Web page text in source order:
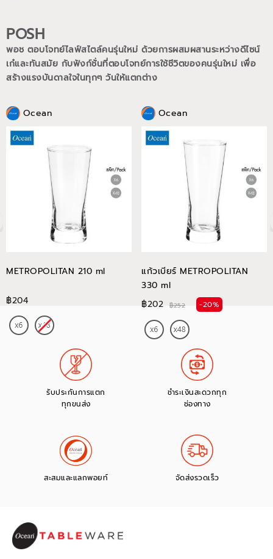
POSH
พอช ตอบโจทย์ไลฟ์สไตล์คนรุ่นใหม่ ด้วยการผสมผสานระหว่างดีไซน์
เก๋และทันสมัย กับฟังก์ชั่นที่ตอบโจทย์การใช้ชีวิตของคนรุ่นใหม่ เพื่อ
สร้างแรงบันดาลใจในทุกๆ วันให้แตกต่าง
Ocean
METROPOLITAN 210 ml
฿204
Ocean
แก้วเบียร์ METROPOLITAN
330 ml
฿202
฿252 -20%
รับประกันการแตก
ทุกขนส่ง
ชำระเงินสะดวกทุก
ช่องทาง
สะสมและแลกพอยท์ จัดส่งรวดเร็ว